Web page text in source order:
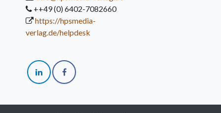
++49 (0) 6402-7082660
https://hpsmedia-
verlag.de/helpdesk